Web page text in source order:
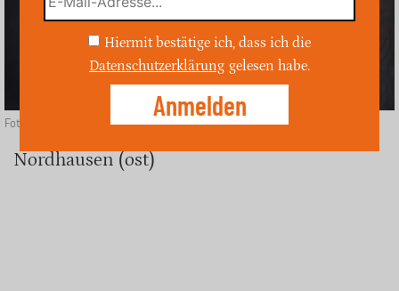
Foto: Depositphotos
Nordhausen (ost)
Hiermit bestätige ich, dass ich die
Datenschutzerklärung gelesen habe.